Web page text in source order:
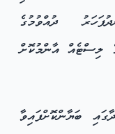
ދުއްވުމުގެ
ލިސްޓެއް އާންމުކޮށް
ވަނަ މާއްދާގައި ބަޔާންކޮށްފައިވާ